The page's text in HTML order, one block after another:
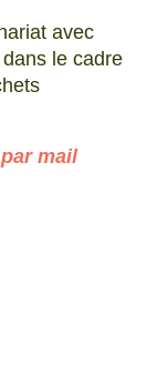
avec
le cadre
par mail